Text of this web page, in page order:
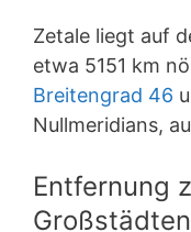
Zetale liegt auf
etwa 5151 km
Breitengrad 46
Nullmeridians,
Entfernung